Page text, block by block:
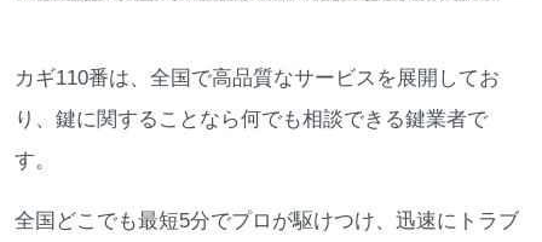
カギ110番は、全国で高品質なサービスを展開してお
り、鍵に関することなら何でも相談できる鍵業者で
す。
全国どこでも最短5分でプロが駆けつけ、迅速にトラブ